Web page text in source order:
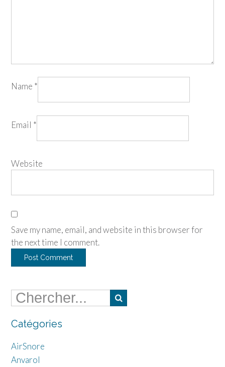
Name *
Email *
Website
Save my name, email, and website in this browser for
the next time I comment.
Catégories
AirSnore
Anvarol